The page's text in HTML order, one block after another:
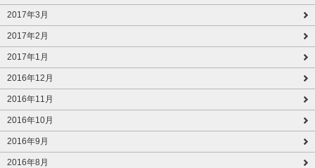
2017年3月
2017年2月
2017年1月
2016年12月
2016年11月
2016年10月
2016年9月
2016年8月